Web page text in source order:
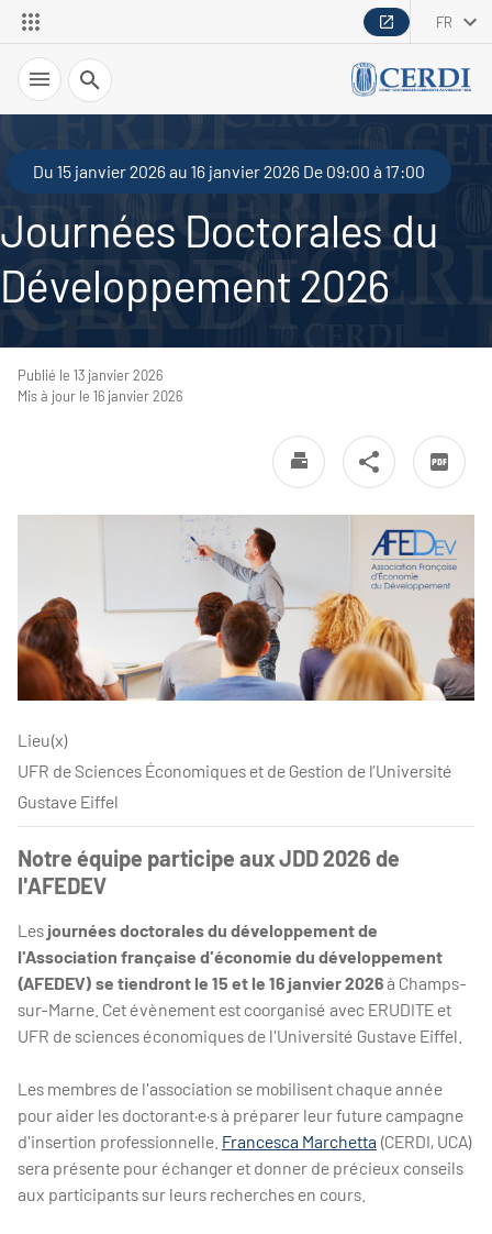
FR
Recherche
Du 15 janvier 2026 au 16 janvier 2026 De 09:00 à 17:00
Journées Doctorales du
Développement 2026
Publié le 13 janvier 2026
Mis à jour le 16 janvier 2026
Lieu(x)
UFR de Sciences Économiques et de Gestion de l’Université
Gustave Eiffel
Notre équipe participe aux JDD 2026 de
l'AFEDEV
Les journées doctorales du développement de
l'Association française d'économie du développement
(AFEDEV) se tiendront le 15 et le 16 janvier 2026à Champs-
sur-Marne. Cet évènement est coorganisé avec ERUDITE et
UFR de sciences économiques de l'Université Gustave Eiffel.
Les membres de l'association se mobilisent chaque année
pour aider les doctorant·e·s à préparer leur future campagne
d'insertion professionnelle. Francesca Marchetta (CERDI, UCA)
sera présente pour échanger et donner de précieux conseils
aux participants sur leurs recherches en cours.